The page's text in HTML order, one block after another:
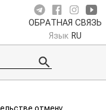
ОБРАТНАЯ СВЯЗЬ
Язык RU